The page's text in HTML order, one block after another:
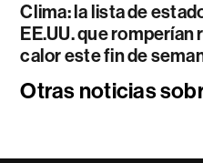
Clima: la lista de
EE.UU. que
calor este fin de
Otras noticias